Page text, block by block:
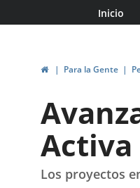
Valladolid
Inicio
InicioPara la Gente
Activa
Los proyectos